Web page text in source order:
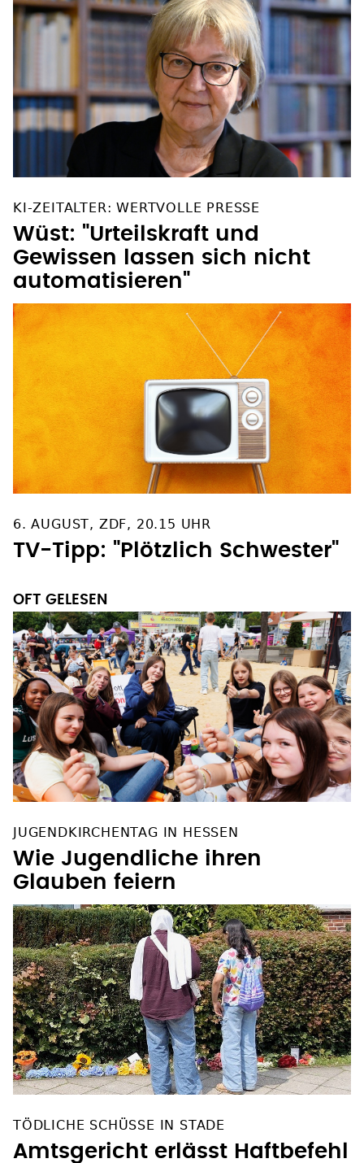
KI-ZEITALTER: WERTVOLLE PRESSE
Wüst: "Urteilskraft und
Gewissen lassen sich nicht
automatisieren"
6. AUGUST, ZDF, 20.15 UHR
TV-Tipp: "Plötzlich Schwester"
OFT GELESEN
JUGENDKIRCHENTAG IN HESSEN
Wie Jugendliche ihren
Glauben feiern
TÖDLICHE SCHÜSSE IN STADE
Amtsgericht erlässt Haftbefehl